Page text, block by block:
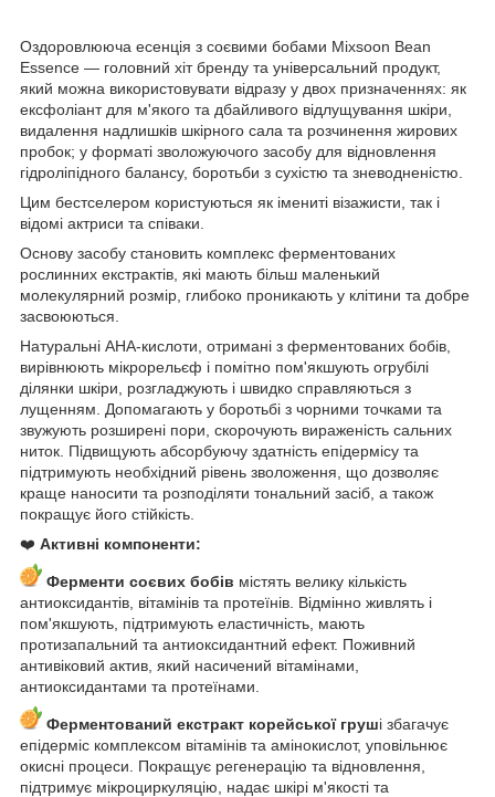
Оздоровлююча есенція з соєвими бобами Mixsoon Bean
Essence — головний хіт бренду та універсальний продукт,
який можна використовувати відразу у двох призначеннях: як
ексфоліант для м'якого та дбайливого відлущування шкіри,
видалення надлишків шкірного сала та розчинення жирових
пробок; у форматі зволожуючого засобу для відновлення
гідроліпідного балансу, боротьби з сухістю та зневодненістю.
Цим бестселером користуються як імениті візажисти, так і
відомі актриси та співаки.
Основу засобу становить комплекс ферментованих
рослинних екстрактів, які мають більш маленький
молекулярний розмір, глибоко проникають у клітини та добре
засвоюються.
Натуральні AHA-кислоти, отримані з ферментованих бобів,
вирівнюють мікрорельєф і помітно пом'якшують огрубілі
ділянки шкіри, розгладжують і швидко справляються з
лущенням. Допомагають у боротьбі з чорними точками та
звужують розширені пори, скорочують вираженість сальних
ниток. Підвищують абсорбуючу здатність епідермісу та
підтримують необхідний рівень зволоження, що дозволяє
краще наносити та розподіляти тональний засіб, а також
покращує його стійкість.
❤️ Активні компоненти:
Ферменти соєвих бобів містять велику кількість
антиоксидантів, вітамінів та протеїнів. Відмінно живлять і
пом'якшують, підтримують еластичність, мають
протизапальний та антиоксидантний ефект. Поживний
антивіковий актив, який насичений вітамінами,
антиоксидантами та протеїнами.
Ферментований екстракт корейської груші збагачує
епідерміс комплексом вітамінів та амінокислот, уповільнює
окисні процеси. Покращує регенерацію та відновлення,
підтримує мікроциркуляцію, надає шкірі м'якості та